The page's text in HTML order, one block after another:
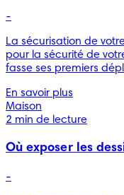
-
La sécurisation de
pour la sécurité de
fasse ses premiers
En savoir plus
Maison
2 min de lecture
Où exposer les
-